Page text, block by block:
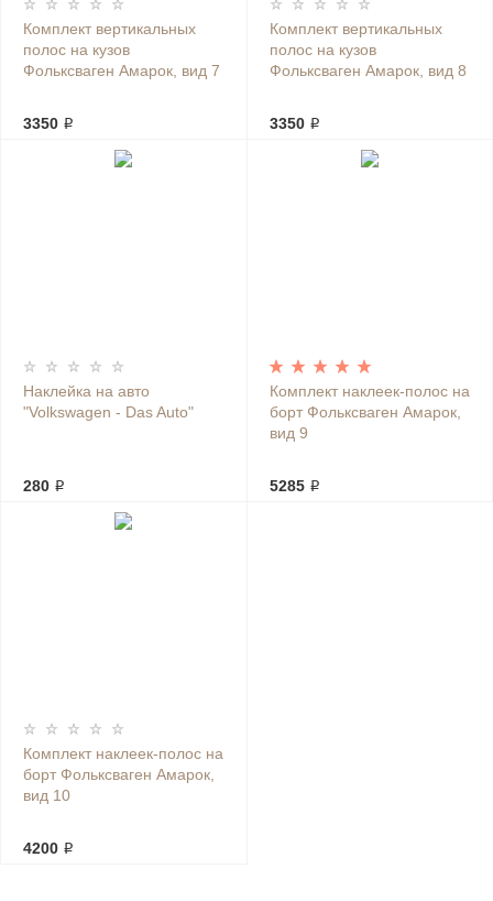
Комплект вертикальных
полос на кузов
Фольксваген Амарок, вид 7
3350 ₽
Комплект вертикальных
полос на кузов
Фольксваген Амарок, вид 8
3350 ₽
Наклейка на авто
"Volkswagen - Das Auto"
280 ₽
Комплект наклеек-полос на
борт Фольксваген Амарок,
вид 9
5285 ₽
Комплект наклеек-полос на
борт Фольксваген Амарок,
вид 10
4200 ₽